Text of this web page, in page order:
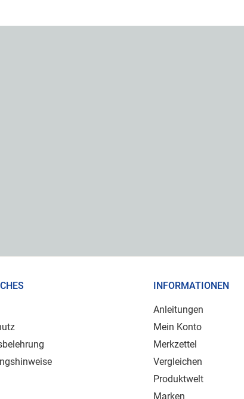
INFORMATIONEN
Anleitungen
Mein Konto
Merkzettel
Vergleichen
Produktwelt
Marken